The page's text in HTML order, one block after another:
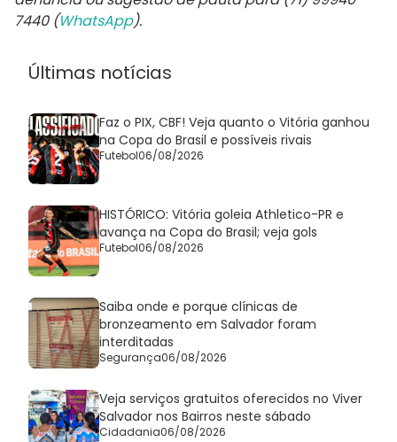
7440 (WhatsApp).
Últimas notícias
Faz o PIX, CBF! Veja quanto o Vitória ganhou
na Copa do Brasil e possíveis rivais
Futebol06/08/2026
HISTÓRICO: Vitória goleia Athletico-PR e
avança na Copa do Brasil; veja gols
Futebol06/08/2026
Saiba onde e porque clínicas de
bronzeamento em Salvador foram
interditadas
Segurança06/08/2026
Veja serviços gratuitos oferecidos no Viver
Salvador nos Bairros neste sábado
Cidadania06/08/2026